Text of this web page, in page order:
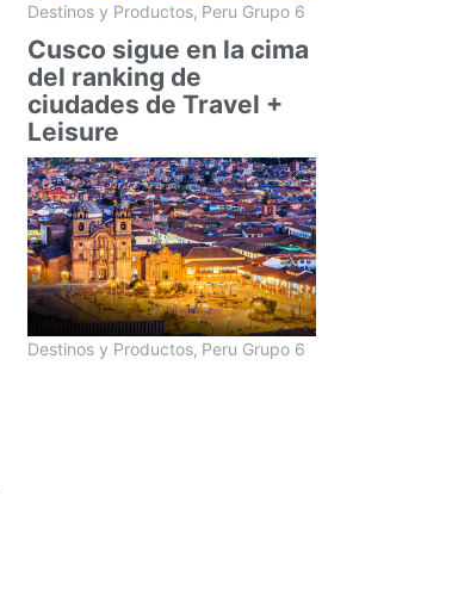
Destinos y Productos, Peru Grupo 6
Cusco sigue en la cima
del ranking de
ciudades de Travel +
Leisure
Destinos y Productos, Peru Grupo 6